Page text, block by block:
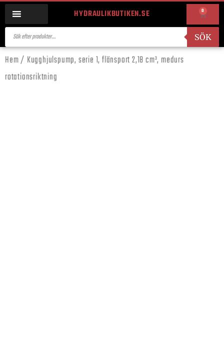
HYDRAULIKBUTIKEN.SE 0
SÖK
Hem/ Kugghjulspump, serie 1, flänsport 2,18 cm³, medurs
rotationsriktning